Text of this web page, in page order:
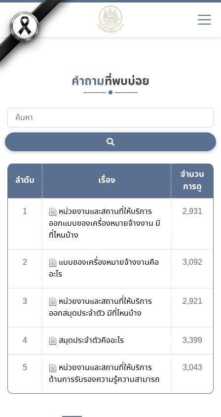
EN9
คำถามที่พบบ่อย
ลำดับ เรื่อง
จำนวน
การดู
1
หน่วยงานและสถานที่ให้บริการ
ออกแบบของเครื่องหมายจ้างงาน มี
ที่ไหนบ้าง
2,931
2
แบบของเครื่องหมายจ้างงานคือ
อะไร
3,092
3
หน่วยงานและสถานที่ให้บริการ
ออกสมุดประจำตัว มีที่ไหนบ้าง
2,921
4 สมุดประจำตัวคืออะไร 3,399
5
หน่วยงานและสถานที่ให้บริการ
ด้านการรับรองความรู้ความสามารถ
3,043